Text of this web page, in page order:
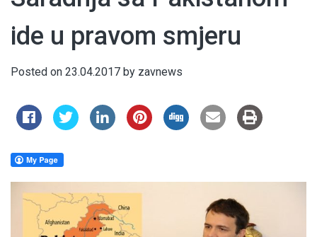
ide u pravom smjeru
Posted on 23.04.2017 by zavnews